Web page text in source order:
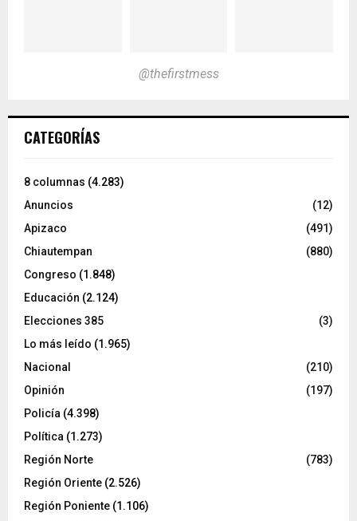
@thefirstmess
CATEGORÍAS
8 columnas (4.283)
Anuncios
(12)
Apizaco
(491)
Chiautempan
(880)
Congreso (1.848)
Educación (2.124)
Elecciones 385
(3)
Lo más leído (1.965)
Nacional
(210)
Opinión
(197)
Policía (4.398)
Política (1.273)
Región Norte
(783)
Región Oriente (2.526)
Región Poniente (1.106)